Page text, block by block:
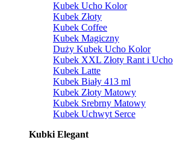
Kubek Ucho Kolor
Kubek Złoty
Kubek Coffee
Kubek Magiczny
Duży Kubek Ucho Kolor
Kubek XXL Złoty Rant i Ucho
Kubek Latte
Kubek Biały 413 ml
Kubek Złoty Matowy
Kubek Srebrny Matowy
Kubek Uchwyt Serce
Kubki Elegant